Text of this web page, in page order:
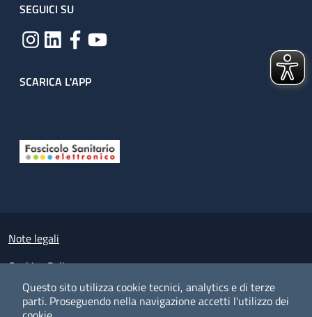
Questo sito utilizza cookie tecnici, analytics e di terze
parti. Proseguendo nella navigazione accetti l'utilizzo dei
SEGUICI SU
SCARICA L'APP
Small prints
Note legali
Cookies Policy
Policy privacy e protezione del dato personale